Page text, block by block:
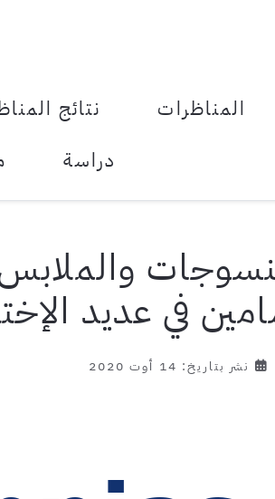
المناظرات نتائج
دراسة
في عديد
نشر بتاريخ: 14 أوت 2020